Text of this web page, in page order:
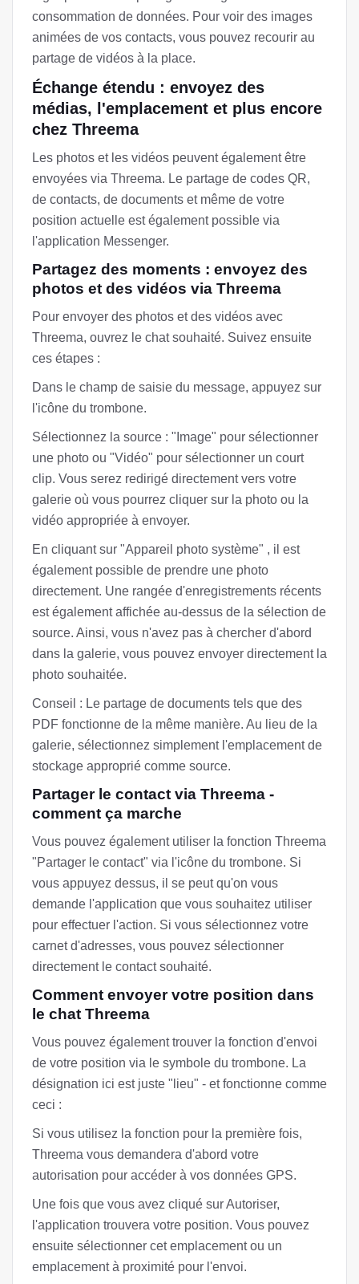
consommation de données. Pour voir des images
animées de vos contacts, vous pouvez recourir au
partage de vidéos à la place.
Échange étendu : envoyez des
médias, l'emplacement et plus encore
chez Threema
Les photos et les vidéos peuvent également être
envoyées via Threema. Le partage de codes QR,
de contacts, de documents et même de votre
position actuelle est également possible via
l'application Messenger.
Partagez des moments : envoyez des
photos et des vidéos via Threema
Pour envoyer des photos et des vidéos avec
Threema, ouvrez le chat souhaité. Suivez ensuite
ces étapes :
Dans le champ de saisie du message, appuyez sur
l'icône du trombone.
Sélectionnez la source : "Image" pour sélectionner
une photo ou "Vidéo" pour sélectionner un court
clip. Vous serez redirigé directement vers votre
galerie où vous pourrez cliquer sur la photo ou la
vidéo appropriée à envoyer.
En cliquant sur "Appareil photo système" , il est
également possible de prendre une photo
directement. Une rangée d'enregistrements récents
est également affichée au-dessus de la sélection de
source. Ainsi, vous n'avez pas à chercher d'abord
dans la galerie, vous pouvez envoyer directement la
photo souhaitée.
Conseil : Le partage de documents tels que des
PDF fonctionne de la même manière. Au lieu de la
galerie, sélectionnez simplement l'emplacement de
stockage approprié comme source.
Partager le contact via Threema -
comment ça marche
Vous pouvez également utiliser la fonction Threema
"Partager le contact" via l'icône du trombone. Si
vous appuyez dessus, il se peut qu'on vous
demande l'application que vous souhaitez utiliser
pour effectuer l'action. Si vous sélectionnez votre
carnet d'adresses, vous pouvez sélectionner
directement le contact souhaité.
Comment envoyer votre position dans
le chat Threema
Vous pouvez également trouver la fonction d'envoi
de votre position via le symbole du trombone. La
désignation ici est juste "lieu" - et fonctionne comme
ceci :
Si vous utilisez la fonction pour la première fois,
Threema vous demandera d'abord votre
autorisation pour accéder à vos données GPS.
Une fois que vous avez cliqué sur Autoriser,
l'application trouvera votre position. Vous pouvez
ensuite sélectionner cet emplacement ou un
emplacement à proximité pour l'envoi.